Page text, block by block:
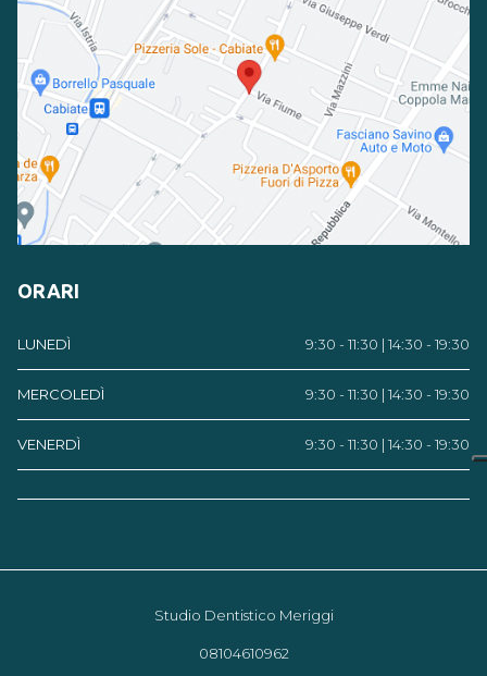
ORARI
LUNEDÌ 9:30 - 11:30 | 14:30 - 19:30
MERCOLEDÌ 9:30 - 11:30 | 14:30 - 19:30
VENERDÌ 9:30 - 11:30 | 14:30 - 19:30
Studio Dentistico Meriggi
08104610962